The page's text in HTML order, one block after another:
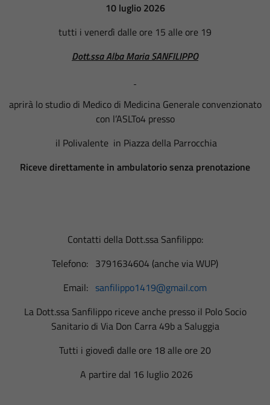
10 luglio 2026
tutti i venerdì dalle ore 15 alle ore 19
Dott.ssa Alba Maria SANFILIPPO
aprirà lo studio di Medico di Medicina Generale convenzionato
con l’ASLTo4 presso
il Polivalente in Piazza della Parrocchia
Riceve direttamente in ambulatorio senza prenotazione
Contatti della Dott.ssa Sanfilippo:
Telefono: 3791634604 (anche via WUP)
Email: sanfilippo1419@gmail.com
La Dott.ssa Sanfilippo riceve anche presso il Polo Socio
Sanitario di Via Don Carra 49b a Saluggia
Tutti i giovedì dalle ore 18 alle ore 20
A partire dal 16 luglio 2026